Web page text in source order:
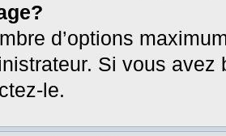
d’options
Si vous
le.